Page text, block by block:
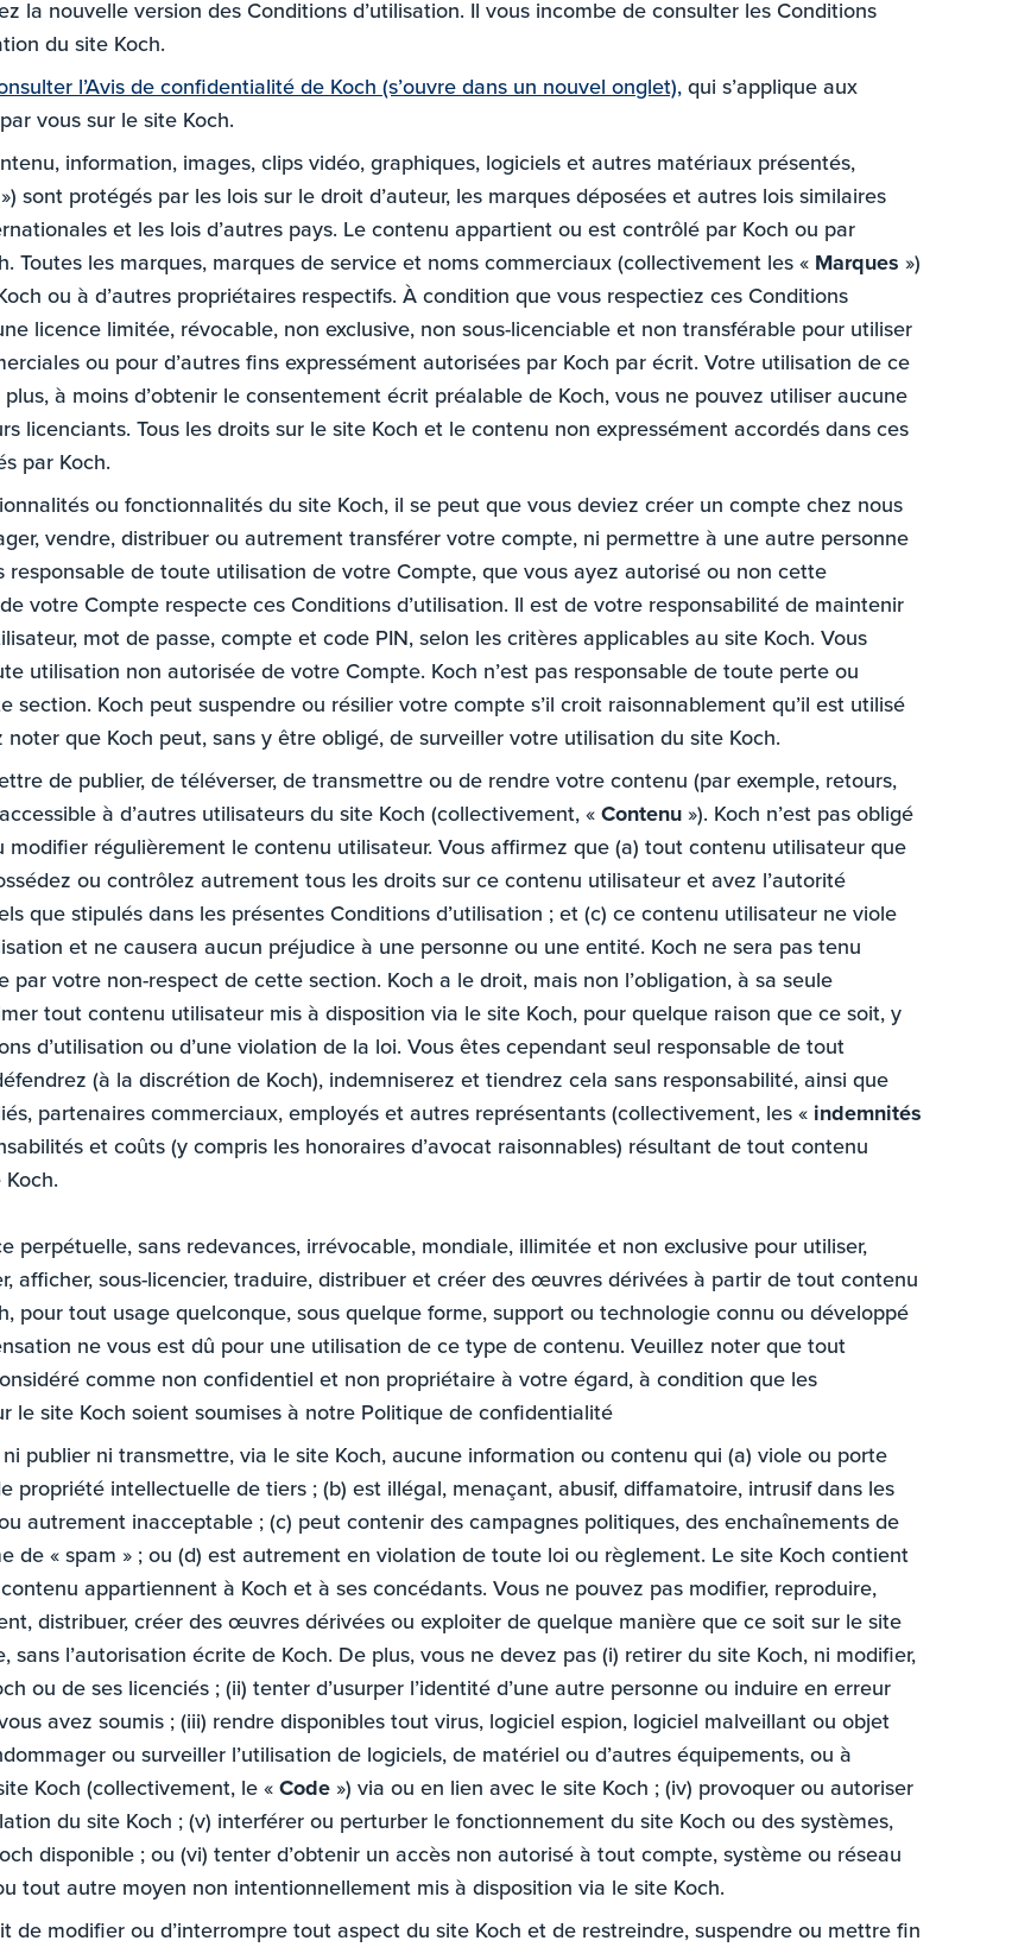
la nouvelle version des Conditions d’utilisation. Il vous incombe de consulter les Conditions
du site Koch.
l’Avis de confidentialité de Koch (s’ouvre dans un nouvel onglet), qui s’applique aux
vous sur le site Koch.
information, images, clips vidéo, graphiques, logiciels et autres matériaux présentés,
») sont protégés par les lois sur le droit d’auteur, les marques déposées et autres lois similaires
et les lois d’autres pays. Le contenu appartient ou est contrôlé par Koch ou par
Toutes les marques, marques de service et noms commerciaux (collectivement les « Marques »)
ou à d’autres propriétaires respectifs. À condition que vous respectiez ces Conditions
licence limitée, révocable, non exclusive, non sous-licenciable et non transférable pour utiliser
ou pour d’autres fins expressément autorisées par Koch par écrit. Votre utilisation de ce
à moins d’obtenir le consentement écrit préalable de Koch, vous ne pouvez utiliser aucune
licenciants. Tous les droits sur le site Koch et le contenu non expressément accordés dans ces
par Koch.
ou fonctionnalités du site Koch, il se peut que vous deviez créer un compte chez nous
vendre, distribuer ou autrement transférer votre compte, ni permettre à une autre personne
responsable de toute utilisation de votre Compte, que vous ayez autorisé ou non cette
votre Compte respecte ces Conditions d’utilisation. Il est de votre responsabilité de maintenir
mot de passe, compte et code PIN, selon les critères applicables au site Koch. Vous
utilisation non autorisée de votre Compte. Koch n’est pas responsable de toute perte ou
Koch peut suspendre ou résilier votre compte s’il croit raisonnablement qu’il est utilisé
que Koch peut, sans y être obligé, de surveiller votre utilisation du site Koch.
de publier, de téléverser, de transmettre ou de rendre votre contenu (par exemple, retours,
à d’autres utilisateurs du site Koch (collectivement, «Contenu »). Koch n’est pas obligé
modifier régulièrement le contenu utilisateur. Vous affirmez que (a) tout contenu utilisateur que
ou contrôlez autrement tous les droits sur ce contenu utilisateur et avez l’autorité
que stipulés dans les présentes Conditions d’utilisation ; et (c) ce contenu utilisateur ne viole
et ne causera aucun préjudice à une personne ou une entité. Koch ne sera pas tenu
votre non-respect de cette section. Koch a le droit, mais non l’obligation, à sa seule
tout contenu utilisateur mis à disposition via le site Koch, pour quelque raison que ce soit, y
d’utilisation ou d’une violation de la loi. Vous êtes cependant seul responsable de tout
(à la discrétion de Koch), indemniserez et tiendrez cela sans responsabilité, ainsi que
partenaires commerciaux, employés et autres représentants (collectivement, les « indemnités
et coûts (y compris les honoraires d’avocat raisonnables) résultant de tout contenu
perpétuelle, sans redevances, irrévocable, mondiale, illimitée et non exclusive pour utiliser,
afficher, sous-licencier, traduire, distribuer et créer des œuvres dérivées à partir de tout contenu
pour tout usage quelconque, sous quelque forme, support ou technologie connu ou développé
ne vous est dû pour une utilisation de ce type de contenu. Veuillez noter que tout
comme non confidentiel et non propriétaire à votre égard, à condition que les
le site Koch soient soumises à notre Politique de confidentialité
publier ni transmettre, via le site Koch, aucune information ou contenu qui (a) viole ou porte
propriété intellectuelle de tiers ; (b) est illégal, menaçant, abusif, diffamatoire, intrusif dans les
autrement inacceptable ; (c) peut contenir des campagnes politiques, des enchaînements de
de « spam » ; ou (d) est autrement en violation de toute loi ou règlement. Le site Koch contient
appartiennent à Koch et à ses concédants. Vous ne pouvez pas modifier, reproduire,
distribuer, créer des œuvres dérivées ou exploiter de quelque manière que ce soit sur le site
l’autorisation écrite de Koch. De plus, vous ne devez pas (i) retirer du site Koch, ni modifier,
ou de ses licenciés ; (ii) tenter d’usurper l’identité d’une autre personne ou induire en erreur
avez soumis ; (iii) rendre disponibles tout virus, logiciel espion, logiciel malveillant ou objet
ou surveiller l’utilisation de logiciels, de matériel ou d’autres équipements, ou à
Koch (collectivement, le «Code ») via ou en lien avec le site Koch ; (iv) provoquer ou autoriser
du site Koch ; (v) interférer ou perturber le fonctionnement du site Koch ou des systèmes,
disponible ; ou (vi) tenter d’obtenir un accès non autorisé à tout compte, système ou réseau
tout autre moyen non intentionnellement mis à disposition via le site Koch.
de modifier ou d’interrompre tout aspect du site Koch et de restreindre, suspendre ou mettre fin